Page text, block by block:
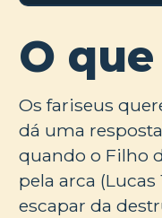
O
Os fariseus
dá uma
quando o Filho
pela arca
escapar da